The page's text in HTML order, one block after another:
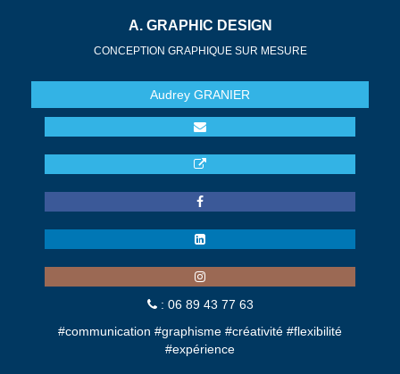
A. GRAPHIC DESIGN
CONCEPTION GRAPHIQUE SUR MESURE
Audrey GRANIER
: 06 89 43 77 63
#communication #graphisme #créativité #flexibilité
#expérience